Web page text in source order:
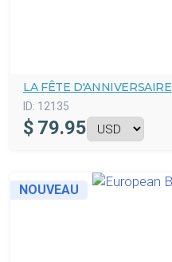
LA FÊTE D'ANNIVERSAIRE
ID: 12135
$ 79.95
NOUVEAU